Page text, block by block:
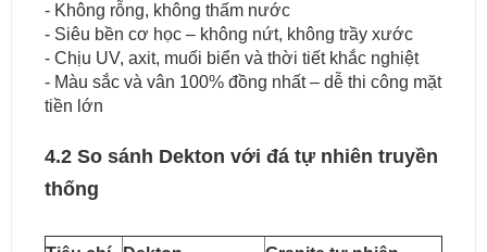
- Không rỗng, không thấm nước
- Siêu bền cơ học – không nứt, không trầy xước
- Chịu UV, axit, muối biển và thời tiết khắc nghiệt
- Màu sắc và vân 100% đồng nhất – dễ thi công mặt
tiền lớn
4.2 So sánh Dekton với đá tự nhiên truyền
thống